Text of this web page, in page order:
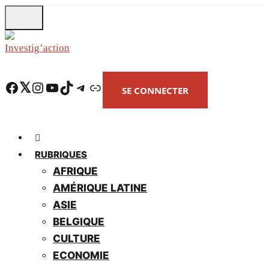
to
main
Facebook Twitter Instagram YouTube TikTok Telegram Lien SE CONNECTER
RUBRIQUES
AFRIQUE
AMÉRIQUE LATINE
ASIE
BELGIQUE
CULTURE
ECONOMIE